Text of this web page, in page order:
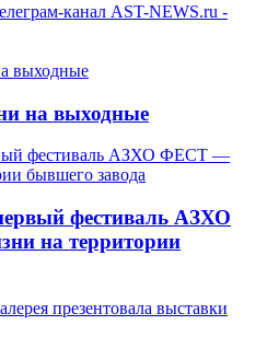
канал AST-NEWS.ru -
на выходные
фестиваль АЗХО
на территории